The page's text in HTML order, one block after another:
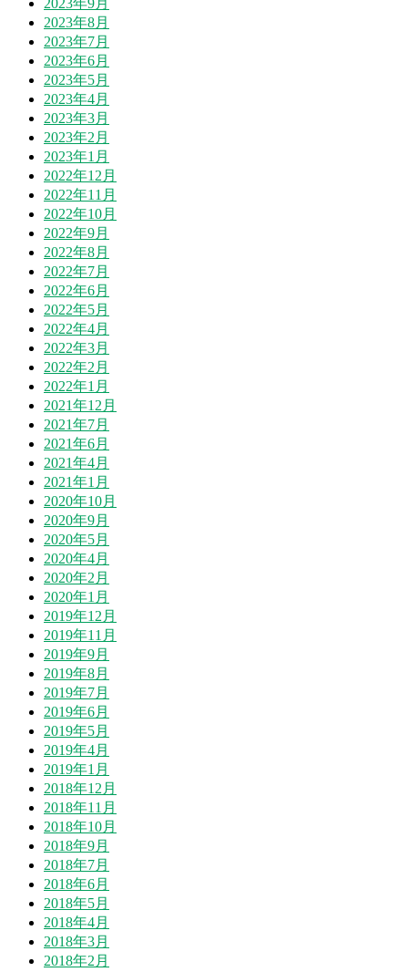
2023年9月
2023年8月
2023年7月
2023年6月
2023年5月
2023年4月
2023年3月
2023年2月
2023年1月
2022年12月
2022年11月
2022年10月
2022年9月
2022年8月
2022年7月
2022年6月
2022年5月
2022年4月
2022年3月
2022年2月
2022年1月
2021年12月
2021年7月
2021年6月
2021年4月
2021年1月
2020年10月
2020年9月
2020年5月
2020年4月
2020年2月
2020年1月
2019年12月
2019年11月
2019年9月
2019年8月
2019年7月
2019年6月
2019年5月
2019年4月
2019年1月
2018年12月
2018年11月
2018年10月
2018年9月
2018年7月
2018年6月
2018年5月
2018年4月
2018年3月
2018年2月